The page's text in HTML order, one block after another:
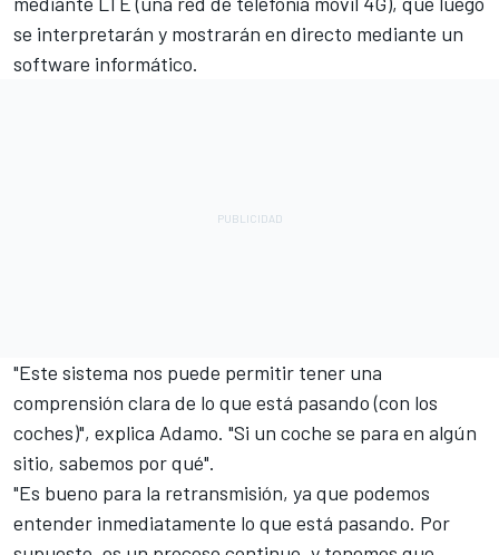
se interpretarán y mostrarán en directo mediante un
software informático.
"Este sistema nos puede permitir tener una
comprensión clara de lo que está pasando (con los
coches)", explica Adamo. "Si un coche se para en algún
sitio, sabemos por qué".
"Es bueno para la retransmisión, ya que podemos
entender inmediatamente lo que está pasando. Por